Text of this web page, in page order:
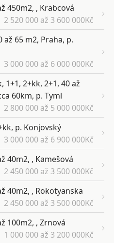
450m2, , Krabcová
2 520 000 až 3 600 000Kč
65 m2, Praha, p.
3 000 000 až 6 000 000Kč
2+kk, 2+1, 40 až
60km, p. Tyml
2 800 000 až 5 000 000Kč
p. Konjovský
3 000 000 až 6 900 000Kč
40m2, , Kamešová
2 450 000 až 3 500 000Kč
40m2, , Rokotyanska
2 450 000 až 3 500 000Kč
100m2, , Zrnová
1 000 000 až 3 200 000Kč